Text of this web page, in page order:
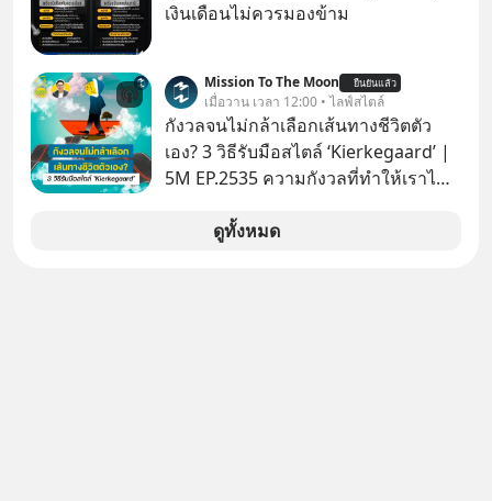
#goodtime #5minutespodcast
✅ได้การรับยกเว้นภาษี Capital Gain
เงินเดือนไม่ควรมองข้าม
Mission To The Moon ยืนยันแล้ว
เมื่อวาน เวลา 12:00 • ไลฟ์สไตล์
กังวลจนไม่กล้าเลือกเส้นทางชีวิตตัว
เอง? 3 วิธีรับมือสไตล์ ‘Kierkegaard’ |
5M EP.2535 ความกังวลที่ทำให้เราไม่
เรื่องใหญ่ หรือแม้แต่เรื่องสำคัญของ
ดูทั้งหมด